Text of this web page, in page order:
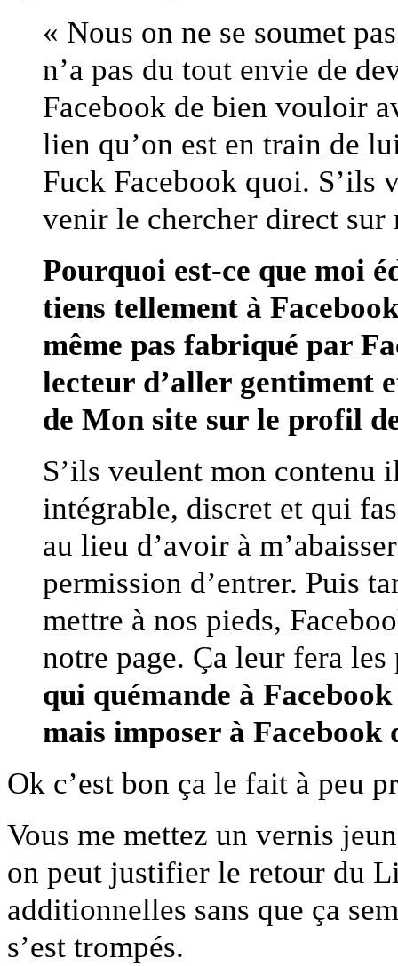
« Nous on ne se soumet
n’a pas du tout envie de
Facebook de bien vouloir
lien qu’on est en train de
Fuck Facebook quoi. S’ils
venir le chercher direct sur
Pourquoi est-ce que moi
tiens tellement à
même pas fabriqué par
lecteur d’aller gentiment
de Mon site sur le profil
S’ils veulent mon contenu
intégrable, discret et qui
au lieu d’avoir à
permission d’entrer. Puis
mettre à nos pieds,
notre page. Ça leur fera
qui quémande à
mais imposer à
Ok c’est bon ça le fait à peu
Vous me mettez un vernis
on peut justifier le retour du
additionnelles sans que ça
s’est trompés.